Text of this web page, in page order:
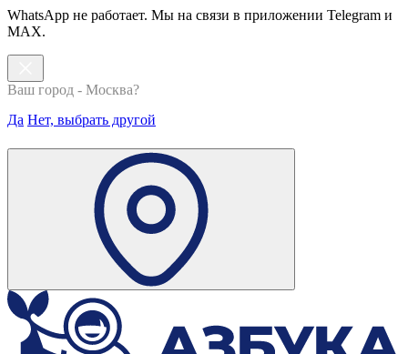
WhatsApp не работает. Мы на связи в приложении Telegram и
MAX.
Ваш город - Москва?
Да Нет, выбрать другой